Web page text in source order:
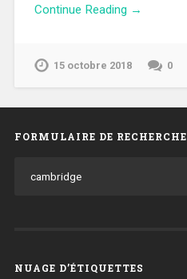
Continue Reading →
15 octobre 2018 0
FORMULAIRE DE RECHERCHE
NUAGE D’ÉTIQUETTES